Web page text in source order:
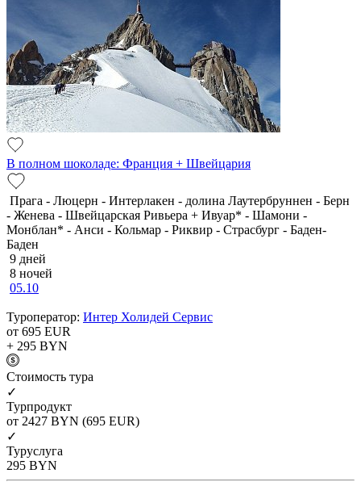
В полном шоколаде: Франция + Швейцария
Прага - Люцерн - Интерлакен - долина Лаутербруннен - Берн
- Женева - Швейцарская Ривьера + Ивуар* - Шамони -
Монблан* - Анси - Кольмар - Риквир - Страсбург - Баден-
Баден
9 дней
8 ночей
05.10
Туроператор: Интер Холидей Сервис
от 695 EUR
+ 295 BYN
Cтоимость тура
✓
Турпродукт
от 2427 BYN (695 EUR)
✓
Туруслуга
295 BYN